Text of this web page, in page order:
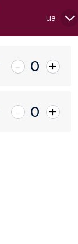
ua
- 0 +
- 0 +